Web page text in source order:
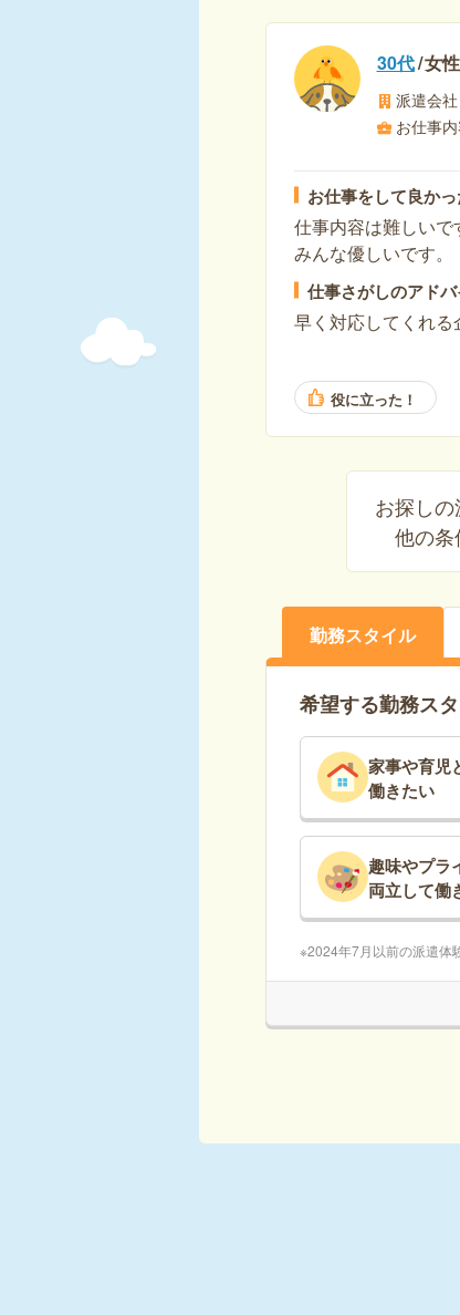
30代 女性
派遣会社
お仕事
お仕事をして良か
仕事内容は難しいで
みんな優しいです。
仕事さがしのアド
早く対応してくれる
役に立った！
お探し
他の条
勤務スタイル
希望する勤務ス
家事や育児
働きたい
趣味やプラ
両立して働
2024年7月以前の派遣体